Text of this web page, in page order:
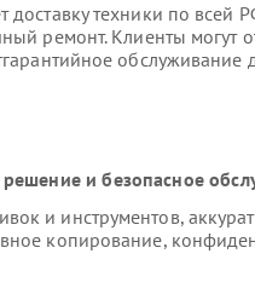
техники по всей
ремонт. Клиенты могут
и безопасное
и инструментов,
копирование,